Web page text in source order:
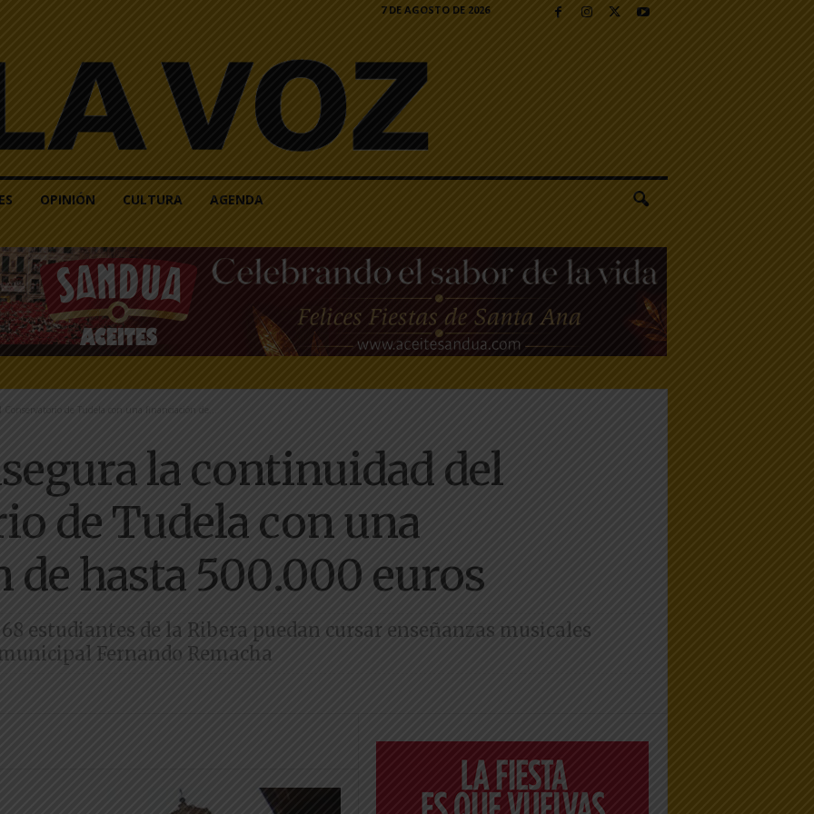
7 DE AGOSTO DE 2026
OPINIÓN CULTURA AGENDA
de Tudela con una financiación de...
la continuidad del
de Tudela con una
hasta 500.000 euros
estudiantes de la Ribera puedan cursar enseñanzas musicales
Fernando Remacha